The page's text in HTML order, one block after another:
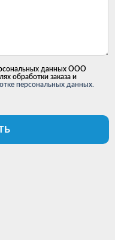
данных ООО
обработки заказа и
персональных данных.